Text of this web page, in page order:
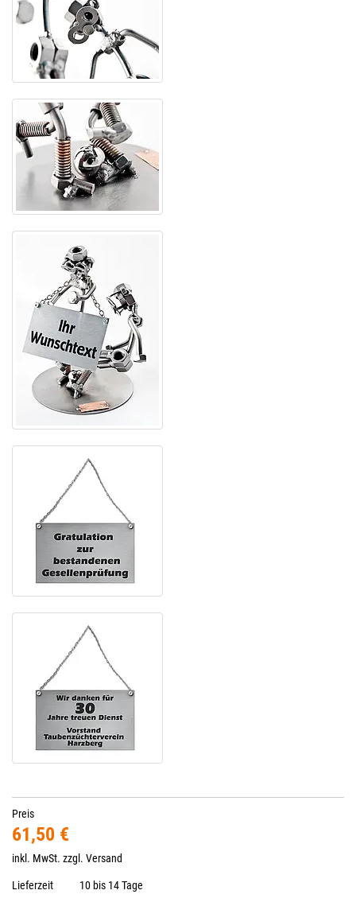
Preis
61,50 €
inkl. MwSt. zzgl. Versand
Lieferzeit 10 bis 14 Tage